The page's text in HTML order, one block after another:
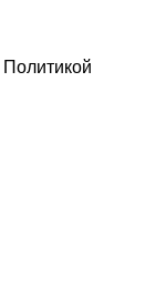
Политикой